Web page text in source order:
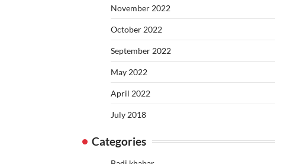
November 2022
October 2022
September 2022
May 2022
April 2022
July 2018
Categories